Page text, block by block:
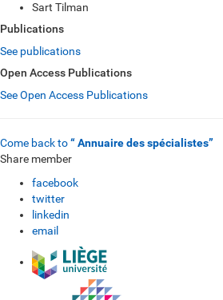
Sart Tilman
Publications
See publications
Open Access Publications
See Open Access Publications
Come back to“ Annuaire des spécialistes”
Share member
facebook
twitter
linkedin
email